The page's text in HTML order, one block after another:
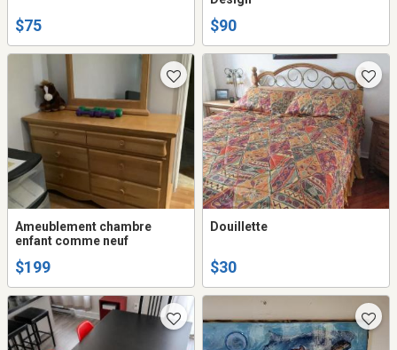
$75 $90
Ameublement chambre
enfant comme neuf
$199
Douillette
$30